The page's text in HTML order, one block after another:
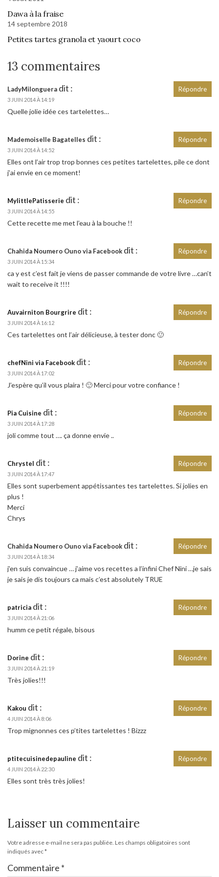
Dawa à la fraise
14 septembre 2018
Petites tartes granola et yaourt coco
13 commentaires
LadyMilonguera dit :
3 JUIN 2014 À 14:19
Quelle jolie idée ces tartelettes…
Répondre
Mademoiselle Bagatelles dit :
3 JUIN 2014 À 14:52
Elles ont l’air trop trop bonnes ces petites tartelettes, pile ce dont
j’ai envie en ce moment!
Répondre
MylittlePatisserie dit :
3 JUIN 2014 À 14:55
Cette recette me met l’eau à la bouche !!
Répondre
Chahida Noumero Ouno via Facebook dit :
3 JUIN 2014 À 15:34
ca y est c’est fait je viens de passer commande de votre livre …can’t
wait to receive it !!!!
Répondre
Auvairniton Bourgrire dit :
3 JUIN 2014 À 16:12
Ces tartelettes ont l’air délicieuse, à tester donc 🙂
Répondre
chefNini via Facebook dit :
3 JUIN 2014 À 17:02
J’espère qu’il vous plaira ! 🙂 Merci pour votre confiance !
Répondre
Pia Cuisine dit :
3 JUIN 2014 À 17:28
joli comme tout …. ça donne envie ..
Répondre
Chrystel dit :
3 JUIN 2014 À 17:47
Elles sont superbement appétissantes tes tartelettes. Si jolies en
plus !
Merci
Chrys
Répondre
Chahida Noumero Ouno via Facebook dit :
3 JUIN 2014 À 18:34
j’en suis convaincue … j’aime vos recettes a l’infini Chef Nini …je sais
je sais je dis toujours ca mais c’est absolutely TRUE
Répondre
patricia dit :
3 JUIN 2014 À 21:06
humm ce petit régale, bisous
Répondre
Dorine dit :
3 JUIN 2014 À 21:19
Très jolies!!!
Répondre
Kakou dit :
4 JUIN 2014 À 8:06
Trop mignonnes ces p’tites tartelettes ! Bizzz
Répondre
ptitecuisinedepauline dit :
4 JUIN 2014 À 22:30
Elles sont très très jolies!
Répondre
Laisser un commentaire
Votre adresse e-mail ne sera pas publiée. Les champs obligatoires sont
indiqués avec*
Commentaire *